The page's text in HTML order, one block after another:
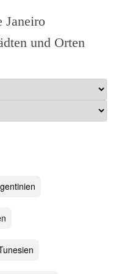
Janeiro
und Orten